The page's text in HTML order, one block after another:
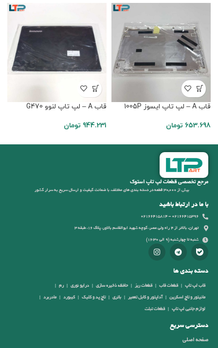
قاب A – لپ تاپ ایسوز 1005P
653.698 تومان
قاب A – لپ تاپ لنوو G470
944.231 تومان
مرجع تخصصی قطعات لپ تاپ استوک
بیش از 30,000 قطعه در دسته بندی های مختلف، با ضمانت کیفیت و ارسال سریع به سرار کشور
با ما در ارتباط باشید
02166415396 - 02166415814
تهران، بالاتر از 4 راه ولی عصر، کوچه شهید ابوالقاسم بالاور، پلاک 16، طبقه 3
شنبه تا چهارشنبه (9 الی 16:30)
دسته بندی ها
قاب لپ تاپ قطعات قاب قطعات ریز حافظه ذخیره سازی درایو نوری رم
مانیتور و تاچ اسکرین آداپتور و کابل تعمیر باتری تاچ پد و کلیک کیبورد مادربرد
لوازم جانبی لپ تاپ قطعات تبلت
دسترسی سریع
صفحه اصلی